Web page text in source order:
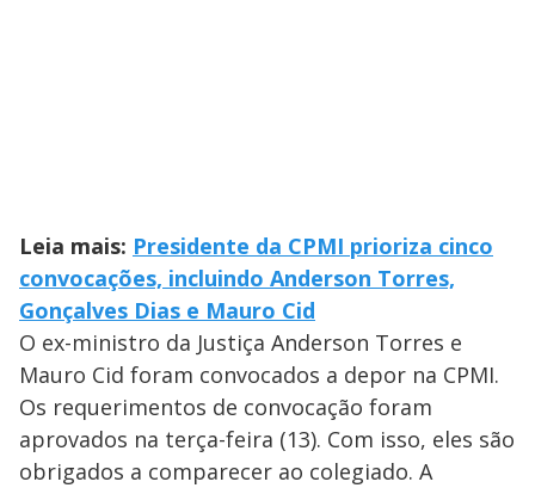
Leia mais: Presidente da CPMI prioriza cinco
convocações, incluindo Anderson Torres,
Gonçalves Dias e Mauro Cid
O ex-ministro da Justiça Anderson Torres e
Mauro Cid foram convocados a depor na CPMI.
Os requerimentos de convocação foram
aprovados na terça-feira (13). Com isso, eles são
obrigados a comparecer ao colegiado. A